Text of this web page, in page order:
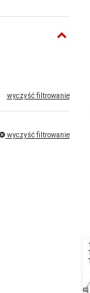
wyczyść filtrowanie
wyczyść filtrowanie